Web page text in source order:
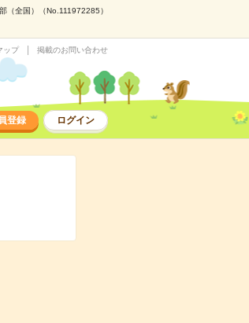
（全国）（No.111972285）
ップ 掲載のお問い合わせ
登録 ログイン